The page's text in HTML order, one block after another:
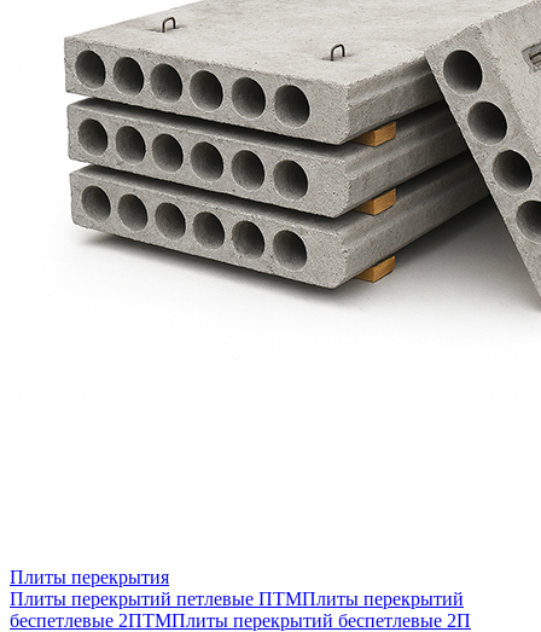
Плиты перекрытия
Плиты перекрытий петлевые ПТМПлиты перекрытий
беспетлевые 2ПТМПлиты перекрытий беспетлевые 2П